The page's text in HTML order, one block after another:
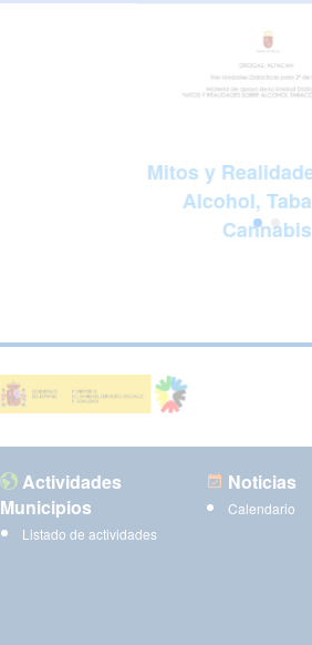
Mitos y
Alcohol,
Cannabis
Actividades
Municipios
Listado de actividades
Noticias
Calendario